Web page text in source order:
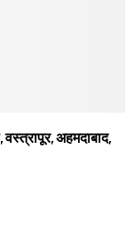
अहमदाबाद,